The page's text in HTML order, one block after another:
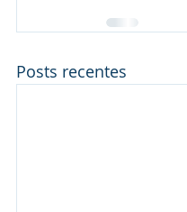
Posts recentes